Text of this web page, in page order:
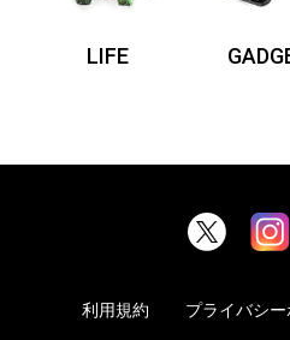
LIFE
利用規約 プライバシ